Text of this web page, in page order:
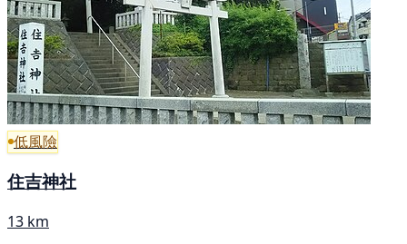
低風險
住吉神社
13 km